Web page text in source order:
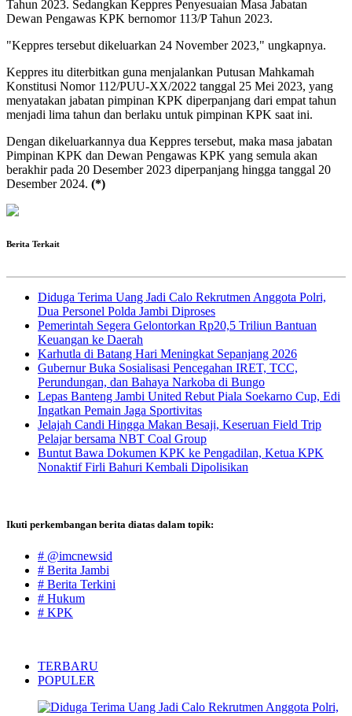
Tahun 2023. Sedangkan Keppres Penyesuaian Masa Jabatan
Dewan Pengawas KPK bernomor 113/P Tahun 2023.
"Keppres tersebut dikeluarkan 24 November 2023," ungkapnya.
Keppres itu diterbitkan guna menjalankan Putusan Mahkamah
Konstitusi Nomor 112/PUU-XX/2022 tanggal 25 Mei 2023, yang
menyatakan jabatan pimpinan KPK diperpanjang dari empat tahun
menjadi lima tahun dan berlaku untuk pimpinan KPK saat ini.
Dengan dikeluarkannya dua Keppres tersebut, maka masa jabatan
Pimpinan KPK dan Dewan Pengawas KPK yang semula akan
berakhir pada 20 Desember 2023 diperpanjang hingga tanggal 20
Desember 2024. (*)
Berita Terkait
Diduga Terima Uang Jadi Calo Rekrutmen Anggota Polri,
Dua Personel Polda Jambi Diproses
Pemerintah Segera Gelontorkan Rp20,5 Triliun Bantuan
Keuangan ke Daerah
Karhutla di Batang Hari Meningkat Sepanjang 2026
Gubernur Buka Sosialisasi Pencegahan IRET, TCC,
Perundungan, dan Bahaya Narkoba di Bungo
Lepas Banteng Jambi United Rebut Piala Soekarno Cup, Edi
Ingatkan Pemain Jaga Sportivitas
Jelajah Candi Hingga Makan Besaji, Keseruan Field Trip
Pelajar bersama NBT Coal Group
Buntut Bawa Dokumen KPK ke Pengadilan, Ketua KPK
Nonaktif Firli Bahuri Kembali Dipolisikan
Ikuti perkembangan berita diatas dalam topik:
# @imcnewsid
# Berita Jambi
# Berita Terkini
# Hukum
# KPK
TERBARU
POPULER